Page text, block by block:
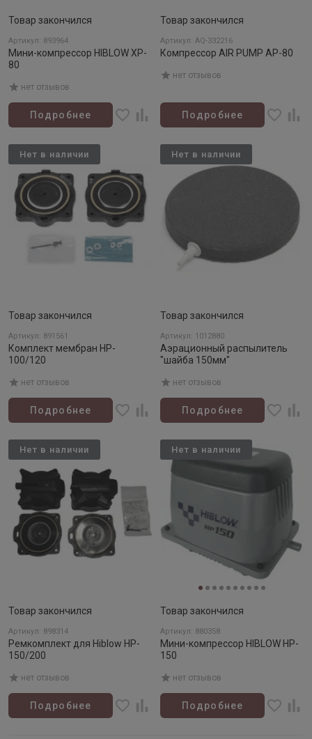
Товар закончился
Артикул: 893964
Мини-компрессор HIBLOW XP-
80
нет отзывов
Подробнее
Товар закончился
Артикул: AQ-332216
Компрессор AIR PUMP AP-80
нет отзывов
Подробнее
Товар закончился
Артикул: 891561
Комплект мембран HP-
100/120
нет отзывов
Подробнее
Нет в наличии
Товар закончился
Артикул: 1012880
Аэрационный распылитель
"шайба 150мм"
нет отзывов
Подробнее
Нет в наличии
Товар закончился
Артикул: 898314
Ремкомплект для Hiblow HP-
150/200
нет отзывов
Подробнее
Нет в наличии
Товар закончился
Артикул: 880358
Мини-компрессор HIBLOW HP-
150
нет отзывов
Подробнее
Нет в наличии